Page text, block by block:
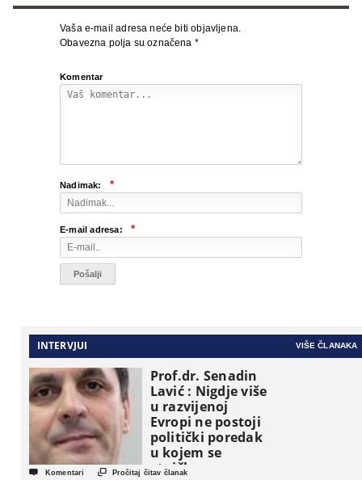
Vaša e-mail adresa neće biti objavljena.
Obavezna polja su označena *
Komentar
Nadimak: *
E-mail adresa: *
INTERVJUI VIŠE ČLANAKA
Prof.dr. Senadin
Lavić : Nigdje više
u razvijenoj
Evropi ne postoji
politički poredak
u kojem se
etničke grupe
 Komentari  Pročitaj čitav članak